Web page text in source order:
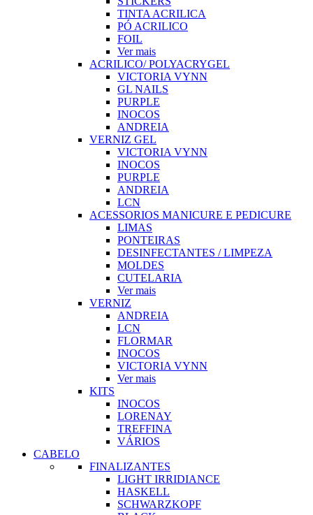
TINTA ACRILICA
PÓ ACRILICO
FOIL
Ver mais
ACRILICO/ POLYACRYGEL
VICTORIA VYNN
GL NAILS
PURPLE
INOCOS
ANDREIA
VERNIZ GEL
VICTORIA VYNN
INOCOS
PURPLE
ANDREIA
LCN
ACESSORIOS MANICURE E PEDICURE
LIMAS
PONTEIRAS
DESINFECTANTES / LIMPEZA
MOLDES
CUTELARIA
Ver mais
VERNIZ
ANDREIA
LCN
FLORMAR
INOCOS
VICTORIA VYNN
Ver mais
KITS
INOCOS
LORENAY
TREFFINA
VÁRIOS
CABELO
FINALIZANTES
LIGHT IRRIDIANCE
HASKELL
SCHWARZKOPF